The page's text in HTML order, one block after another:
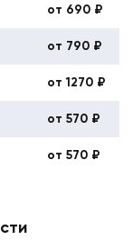
от 690 ₽
от 790 ₽
от 1270 ₽
от 570 ₽
от 570 ₽